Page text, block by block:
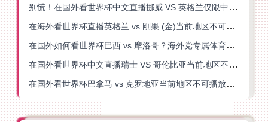
别慌！在国外看世界杯中文直播挪威 VS 英格兰仅限中国大陆？这篇指南帮你搞定
在海外看世界杯直播英格兰 vs 刚果 (金)当前地区不可播放？这篇指南帮你突破所有限制
在国外如何看世界杯巴西 vs 摩洛哥？海外党专属体育观赛指南来了
在国外看世界杯中文直播瑞士 VS 哥伦比亚当前地区不可播放？这篇指南帮你搞定
在国外看世界杯巴拿马 vs 克罗地亚当前地区不可播放？这篇指南帮你轻松解决海外体育直播难题